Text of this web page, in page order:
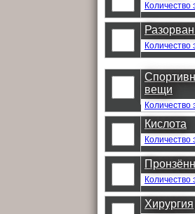
Количество
Количество
вещи
Количество
Кислота
Количество
Количество
Хирургия